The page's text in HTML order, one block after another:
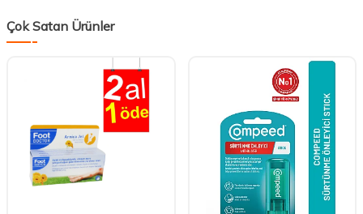
Çok Satan Ürünler